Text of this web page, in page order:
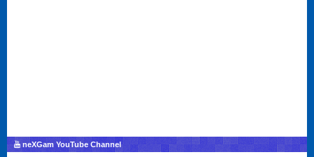
neXGam YouTube Channel